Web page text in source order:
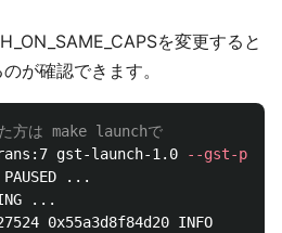
を変更すると
が確認できます。
方は make launchで
gst-launch-1.0
--gst-
...
...
0x55a3d8f84d20 INFO